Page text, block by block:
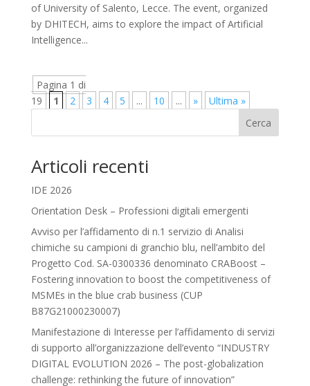
of University of Salento, Lecce. The event, organized
by DHITECH, aims to explore the impact of Artificial
Intelligence...
Pagina 1 di
19
1 2 3 4 5 ... 10 ... »
Ultima »
Cerca
Articoli recenti
IDE 2026
Orientation Desk – Professioni digitali emergenti
Avviso per l’affidamento di n.1 servizio di Analisi
chimiche su campioni di granchio blu, nell’ambito del
Progetto Cod. SA-0300336 denominato CRABoost –
Fostering innovation to boost the competitiveness of
MSMEs in the blue crab business (CUP
B87G21000230007)
Manifestazione di Interesse per l’affidamento di servizi
di supporto all’organizzazione dell’evento “INDUSTRY
DIGITAL EVOLUTION 2026 – The post-globalization
challenge: rethinking the future of innovation”